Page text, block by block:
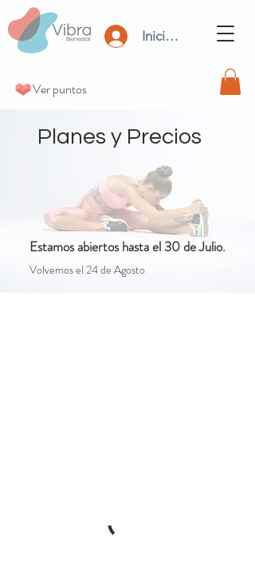
Iniciar Sesión
Ver puntos
Planes y Precios
Estamos abiertos hasta el 30 de Julio.
Volvemos el 24 de Agosto